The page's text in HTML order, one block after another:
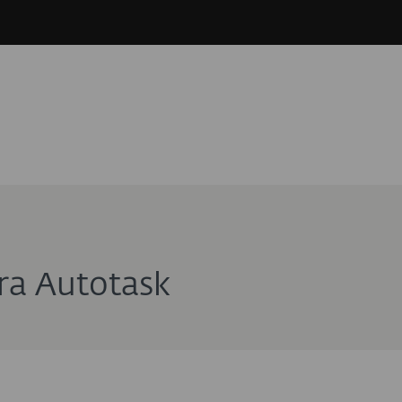
Autotask